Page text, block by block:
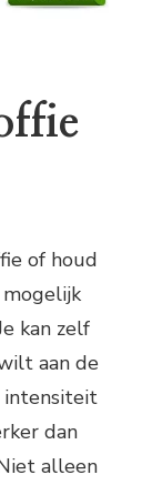
of houd
kan zelf
aan de
intensiteit
dan
alleen